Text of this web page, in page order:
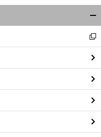
閉
る
新
し
い
ウ
ィ
ン
ド
ウ
で
開